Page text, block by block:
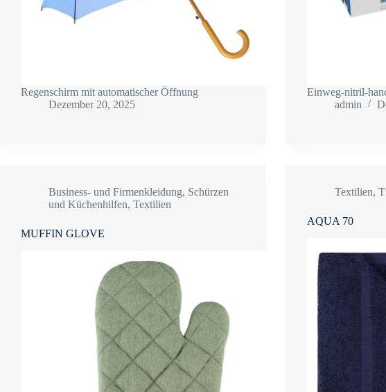
Regenschirm mit automatischer Öffnung
Dezember 20, 2025
Einweg-nitril-
admin
Business- und Firmenkleidung, Schürzen
und Küchenhilfen, Textilien
MUFFIN GLOVE
Textilien,
AQUA 70